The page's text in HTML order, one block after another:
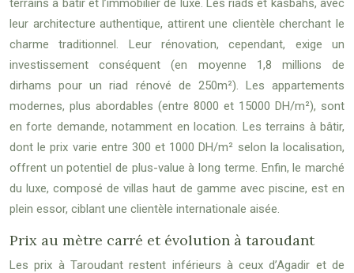
terrains à bâtir et l’immobilier de luxe. Les riads et kasbahs, avec
leur architecture authentique, attirent une clientèle cherchant le
charme traditionnel. Leur rénovation, cependant, exige un
investissement conséquent (en moyenne 1,8 millions de
dirhams pour un riad rénové de 250m²). Les appartements
modernes, plus abordables (entre 8000 et 15000 DH/m²), sont
en forte demande, notamment en location. Les terrains à bâtir,
dont le prix varie entre 300 et 1000 DH/m² selon la localisation,
offrent un potentiel de plus-value à long terme. Enfin, le marché
du luxe, composé de villas haut de gamme avec piscine, est en
plein essor, ciblant une clientèle internationale aisée.
Prix au mètre carré et évolution à taroudant
Les prix à Taroudant restent inférieurs à ceux d’Agadir et de